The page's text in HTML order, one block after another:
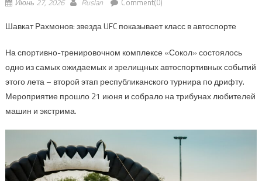
Июнь 27, 2026 Ruslan Comment(0)
Шавкат Рахмонов: звезда UFC показывает класс в автоспорте
На спортивно-тренировочном комплексе «Сокол» состоялось
одно из самых ожидаемых и зрелищных автоспортивных событий
этого лета – второй этап республиканского турнира по дрифту.
Мероприятие прошло 21 июня и собрало на трибунах любителей
машин и экстрима.